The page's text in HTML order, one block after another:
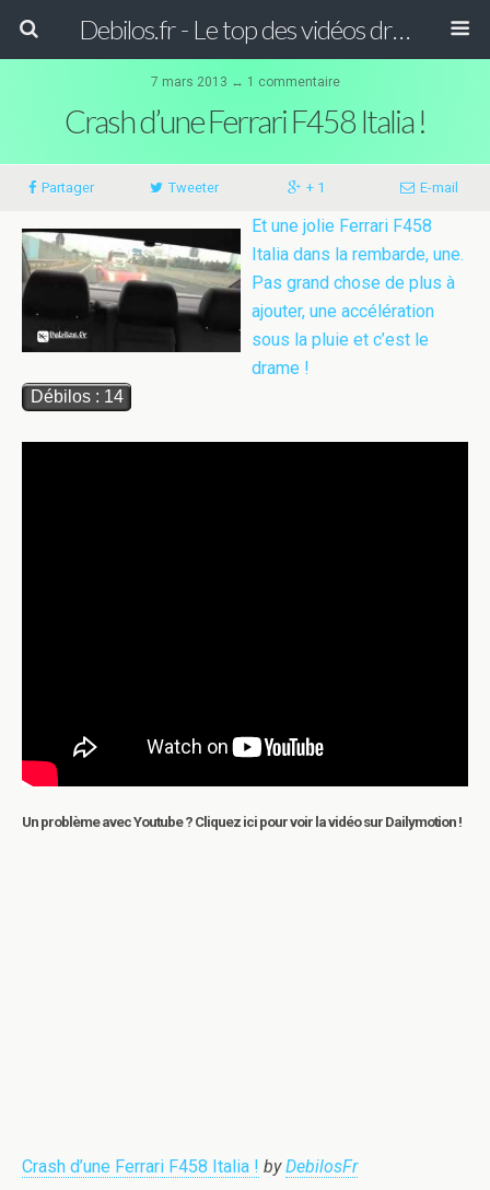
Debilos.fr - Le top des vidéos drôles du WEB !
7 mars 2013 ↔ 1 commentaire
Crash d’une Ferrari F458 Italia !
Partager Tweeter + 1 E-mail
Et une jolie Ferrari F458
Italia dans la rembarde, une.
Pas grand chose de plus à
ajouter, une accélération
sous la pluie et c’est le
drame !
Un problème avec Youtube ? Cliquez ici pour voir la vidéo sur Dailymotion !
Crash d’une Ferrari F458 Italia ! byDebilosFr